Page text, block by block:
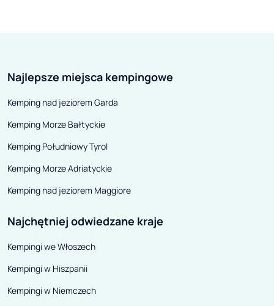
Najlepsze miejsca kempingowe
Kemping nad jeziorem Garda
Kemping Morze Bałtyckie
Kemping Południowy Tyrol
Kemping Morze Adriatyckie
Kemping nad jeziorem Maggiore
Najchętniej odwiedzane kraje
Kempingi we Włoszech
Kempingi w Hiszpanii
Kempingi w Niemczech